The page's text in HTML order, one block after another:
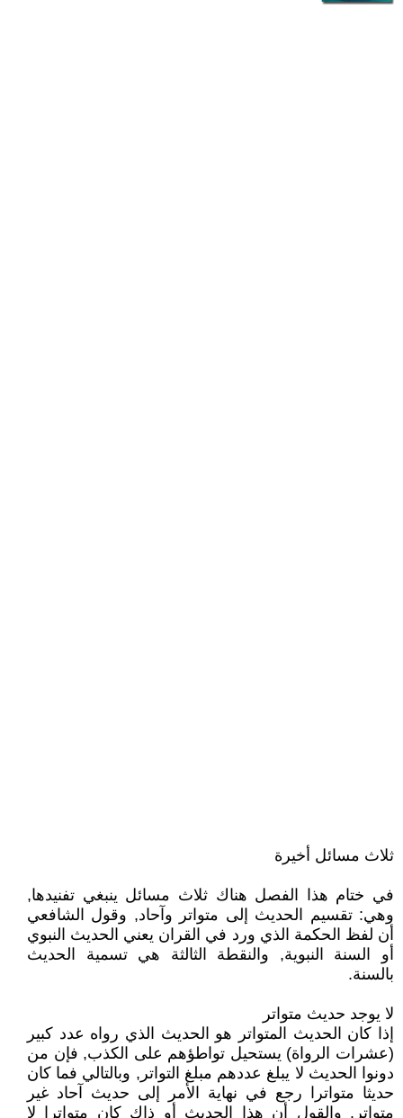
ثلاث مسائل أخيرة
في ختام هذا الفصل هناك ثلاث مسائل ينبغي تفنيدها,
وهي: تقسيم الحديث إلى متواتر وآحاد, وقول الشافعي
أن لفظ الحكمة الذي ورد في القران يعني الحديث النبوي
أو السنة النبوية, والنقطة الثالثة هي تسمية الحديث
بالسنة.
لا يوجد حديث متواتر
إذا كان الحديث المتواتر هو الحديث الذي رواه عدد كبير
(عشرات الرواة) يستحيل تواطؤهم على الكذب, فإن من
دونوا الحديث لا يبلغ عددهم مبلغ التواتر, وبالتالي فما كان
حديثا متواترا رجع في نهاية الأمر إلى حديث آحاد غير
متواتر. والقول أن هذا الحديث أو ذاك كان متواترا لا